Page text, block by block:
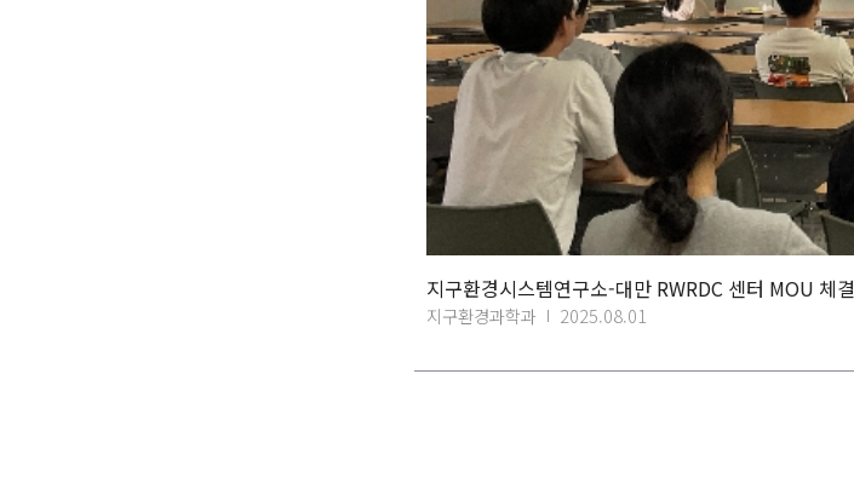
지구환경시스템연구소-대만 RWRDC 센터 MOU 체결
지구환경과학과 2025.08.01